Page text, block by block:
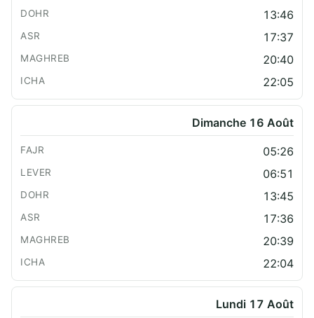
13:46
17:37
20:40
22:05
Dimanche 16 Août
05:26
06:51
13:45
17:36
20:39
22:04
Lundi 17 Août